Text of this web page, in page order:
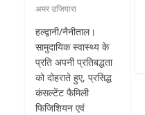
अमर उजियारा
हल्द्वानी/नैनीताल।
सामुदायिक स्वास्थ्य के
प्रति अपनी प्रतिबद्धता
को दोहराते हुए, प्रसिद्ध
कंसल्टेंट फैमिली
फिजिशियन एवं